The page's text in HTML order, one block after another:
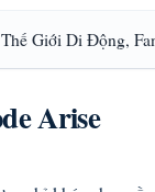
Giới Di Động,
Arise